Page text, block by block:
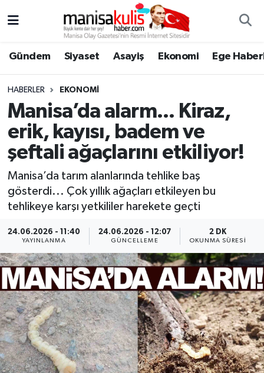
Gündem Siyaset Asayiş Ekonomi Ege
HABERLER EKONOMI
Manisa’da alarm... Kiraz,
erik, kayısı, badem ve
şeftali ağaçlarını etkiliyor!
Manisa’da tarım alanlarında tehlike baş
gösterdi... Çok yıllık ağaçları etkileyen bu
tehlikeye karşı yetkililer harekete geçti
24.06.2026 - 11:40
YAYINLANMA
24.06.2026 - 12:07
GÜNCELLEME
2 DK
OKUNMA SÜRESI
Ege Haberleri
Ekonomi
Genel
Resmi İlan
Spor
Türkiye
Yaşam
Yunusemre Hava Durumu
Yunusemre Trafik Yoğunluk Haritası
Süper Lig Puan Durumu ve Fikstür
Tüm Manşetler
Son Dakika Haberleri